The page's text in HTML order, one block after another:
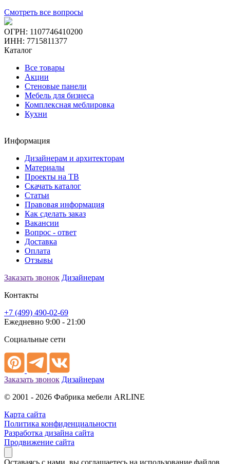
Смотреть все вопросы
ОГРН: 1107746410200
ИНН: 7715811377
Каталог
Все товары
Акции
Стеновые панели
Мебель для бизнеса
Комплексная меблировка
Кухни
Информация
Дизайнерам и архитекторам
Материалы
Проекты на ТВ
Скачать каталог
Статьи
Правовая информация
Как сделать заказ
Вакансии
Вопрос - ответ
Доставка
Оплата
Отзывы
Заказать звонок Дизайнерам
Контакты
+7 (499) 490-02-69
Ежедневно 9:00 - 21:00
Социальные сети
Заказать звонок Дизайнерам
© 2001 - 2026 Фабрика мебели ARLINE
Карта сайта
Политика конфиденциальности
Разработка дизайна сайта
Продвижение сайта